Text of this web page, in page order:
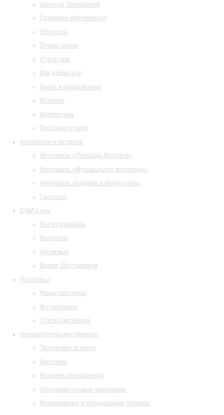
Маэстро Темирканов
Правовая информация
Оркестры
Планы залов
Структура
Как добраться
Визит в филармонию
История
Библиотека
Ресторан и кафе
Фестивали и гастроли
Фестиваль «Площадь Искусств»
Фестиваль «Музыкальная коллекция»
Фестиваль «Барокко в белую ночь»
Гастроли
СМИ о нас
Все публикации
Рецензии
Интервью
Время Шостаковича
Партнеры
Наши партнеры
Фотогалерея
Стать партнером
Просветительские проекты
Творческие встречи
Выставки
Издания филармонии
Образовательные программы
Инклюзивные и специальные проекты